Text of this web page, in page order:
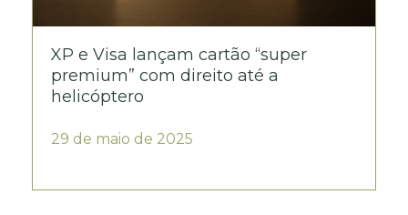
XP e Visa lançam cartão “super
premium” com direito até a
helicóptero
29 de maio de 2025